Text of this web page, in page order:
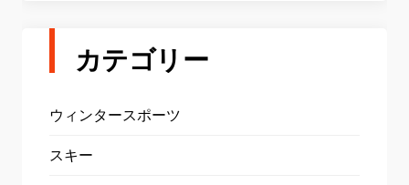
カテゴリー
ウィンタースポーツ
スキー